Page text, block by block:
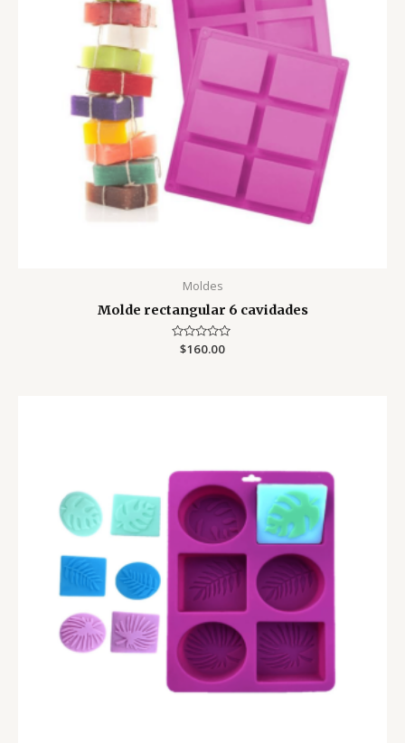
Moldes
Molde rectangular 6 cavidades
Valorado
$160.00